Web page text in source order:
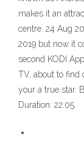
makes it an
centre. 24 Aug
2019 but now it
second KODI
TV, about to find
your a true star.
Duration: 22:05.